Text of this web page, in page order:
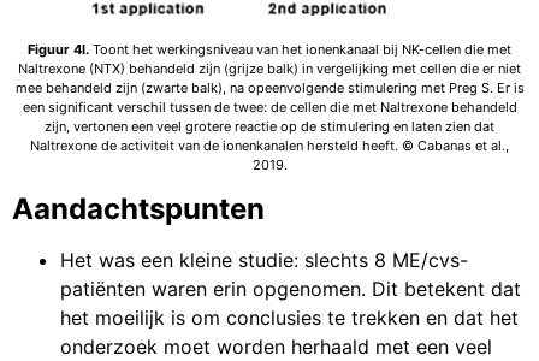
Figuur 4I. Toont het werkingsniveau van het ionenkanaal bij NK-cellen die met
Naltrexone (NTX) behandeld zijn (grijze balk) in vergelijking met cellen die er niet
mee behandeld zijn (zwarte balk), na opeenvolgende stimulering met Preg S. Er is
een significant verschil tussen de twee: de cellen die met Naltrexone behandeld
zijn, vertonen een veel grotere reactie op de stimulering en laten zien dat
Naltrexone de activiteit van de ionenkanalen hersteld heeft. © Cabanas et al.,
2019.
Aandachtspunten
Het was een kleine studie: slechts 8 ME/cvs-
patiënten waren erin opgenomen. Dit betekent dat
het moeilijk is om conclusies te trekken en dat het
onderzoek moet worden herhaald met een veel